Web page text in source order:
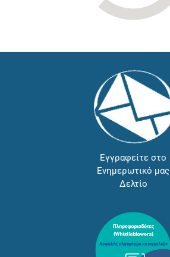
Εγγραφείτε στο
Ενημερωτικό μας
Δελτίο